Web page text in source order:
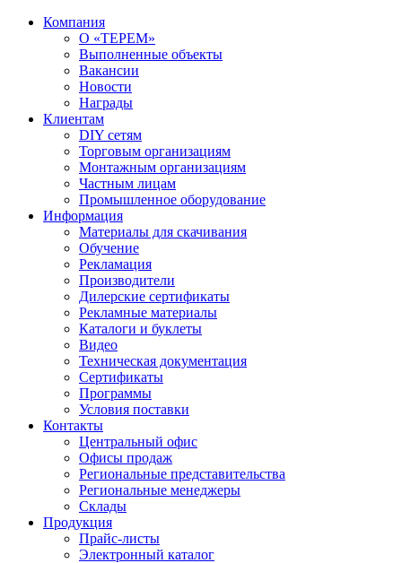
Компания
О «ТЕРЕМ»
Выполненные объекты
Вакансии
Новости
Награды
Клиентам
DIY сетям
Торговым организациям
Монтажным организациям
Частным лицам
Промышленное оборудование
Информация
Материалы для скачивания
Обучение
Рекламация
Производители
Дилерские сертификаты
Рекламные материалы
Каталоги и буклеты
Видео
Техническая документация
Сертификаты
Программы
Условия поставки
Контакты
Центральный офис
Офисы продаж
Региональные представительства
Региональные менеджеры
Склады
Продукция
Прайс-листы
Электронный каталог